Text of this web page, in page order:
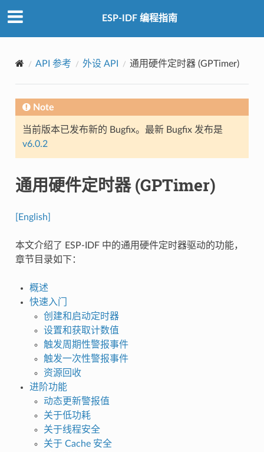
ESP-IDF 编程指南
API 参考 外设 API 通用硬件定时器 (GPTimer)
Note
当前版本已发布新的 Bugfix。最新 Bugfix 发布是
v6.0.2
通用硬件定时器 (GPTimer)
[English]
本文介绍了 ESP-IDF 中的通用硬件定时器驱动的功能，
章节目录如下：
概述
快速入门
创建和启动定时器
设置和获取计数值
触发周期性警报事件
触发一次性警报事件
资源回收
进阶功能
动态更新警报值
关于低功耗
关于线程安全
关于 Cache 安全